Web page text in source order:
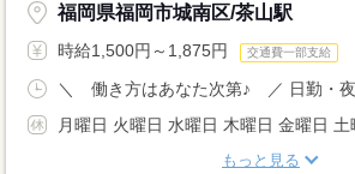
福岡県福岡市城南区/茶山駅
時給1,500円～1,875円 交通費一部支給
＼ 働き方はあなた次第♪ ／ 日勤・夜
月曜日 火曜日 水曜日 木曜日 金曜日
もっと見る